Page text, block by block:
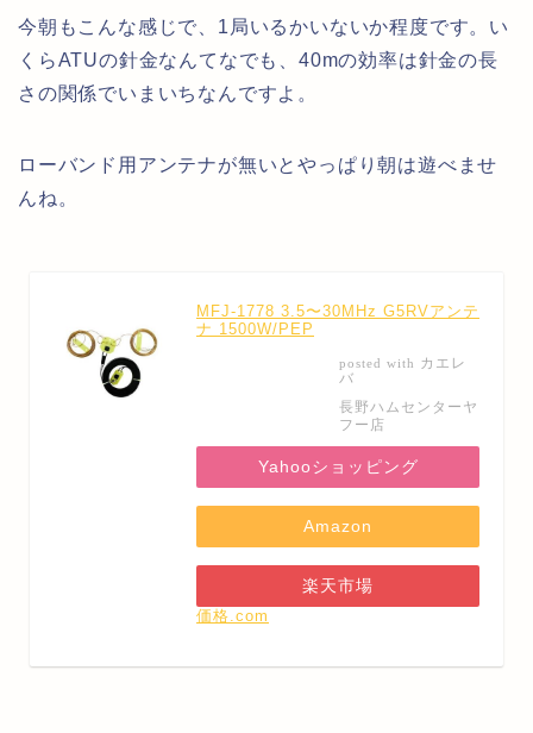
今朝もこんな感じで、1局いるかいないか程度です。い
くらATUの針金なんてなでも、40mの効率は針金の長
さの関係でいまいちなんですよ。
ローバンド用アンテナが無いとやっぱり朝は遊べませ
んね。
MFJ-1778 3.5〜30MHz G5RVアンテ
ナ 1500W/PEP
posted with カエレ
バ
長野ハムセンターヤ
フー店
Yahooショッピング
Amazon
楽天市場
価格.com